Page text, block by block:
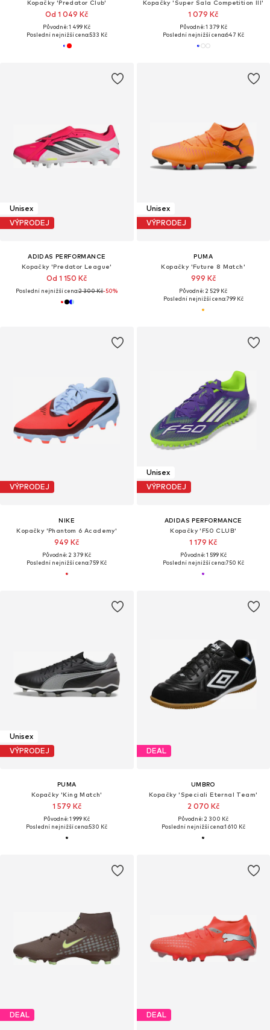
Kopačky 'Predator Club'
Od 1 049 Kč
Původně: 1 499 Kč
Poslední nejnižší cena:533 Kč
Kopačky 'Super Sala Competition III'
1 079 Kč
Původně: 1 379 Kč
Poslední nejnižší cena:647 Kč
Unisex
VÝPRODEJ
ADIDAS PERFORMANCE
Kopačky 'Predator League'
Od 1 150 Kč
Poslední nejnižší cena:2 300 Kč-50%
Unisex
VÝPRODEJ
PUMA
Kopačky 'Future 8 Match'
999 Kč
Původně: 2 529 Kč
Poslední nejnižší cena:799 Kč
VÝPRODEJ
NIKE
Kopačky 'Phantom 6 Academy'
949 Kč
Původně: 2 379 Kč
Poslední nejnižší cena:759 Kč
Unisex
VÝPRODEJ
ADIDAS PERFORMANCE
Kopačky 'F50 CLUB'
1 179 Kč
Původně: 1 599 Kč
Poslední nejnižší cena:750 Kč
Unisex
VÝPRODEJ
PUMA
Kopačky 'King Match'
1 579 Kč
Původně: 1 999 Kč
Poslední nejnižší cena:530 Kč
DEAL
UMBRO
Kopačky 'Speciali Eternal Team'
2 070 Kč
Původně: 2 300 Kč
Poslední nejnižší cena:1 610 Kč
DEAL DEAL